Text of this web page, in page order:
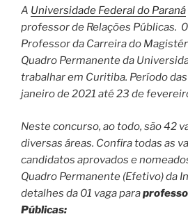
A Universidade Federal do Paraná
professor de Relações Públicas.
Professor da Carreira do
Quadro Permanente da
trabalhar em Curitiba. Período
janeiro de 2021 até 23 de
Neste concurso, ao todo, são 42
diversas áreas. Confira todas as
candidatos aprovados e
Quadro Permanente (Efetivo) da
detalhes da 01 vaga para
Públicas: